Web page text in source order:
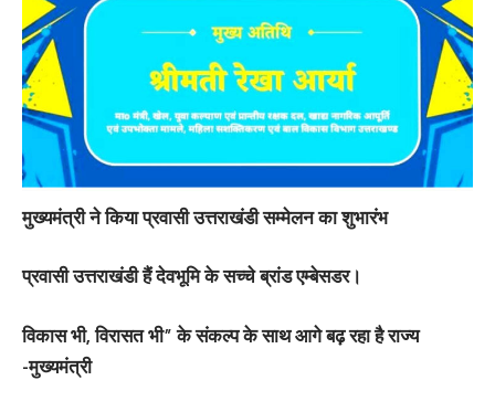
मुख्यमंत्री ने किया प्रवासी उत्तराखंडी सम्मेलन का शुभारंभ
प्रवासी उत्तराखंडी हैं देवभूमि के सच्चे ब्रांड एम्बेसडर।
विकास भी, विरासत भी” के संकल्प के साथ आगे बढ़ रहा है राज्य
-मुख्यमंत्री